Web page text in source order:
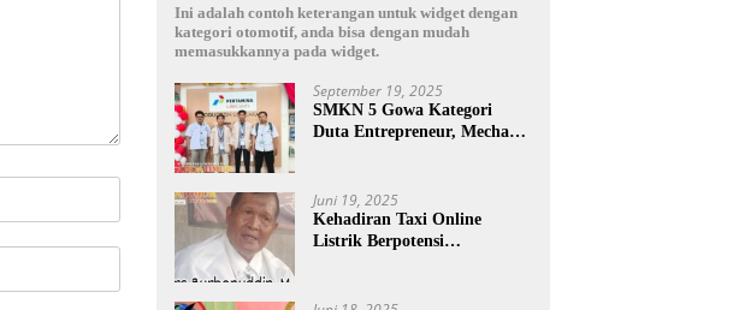
Ini adalah contoh keterangan untuk widget dengan
kategori otomotif, anda bisa dengan mudah
memasukkannya pada widget.
September 19, 2025
SMKN 5 Gowa Kategori
Duta Entrepreneur, Mechanic
Nasional Ta- 2025
Juni 19, 2025
Kehadiran Taxi Online
Listrik Berpotensi